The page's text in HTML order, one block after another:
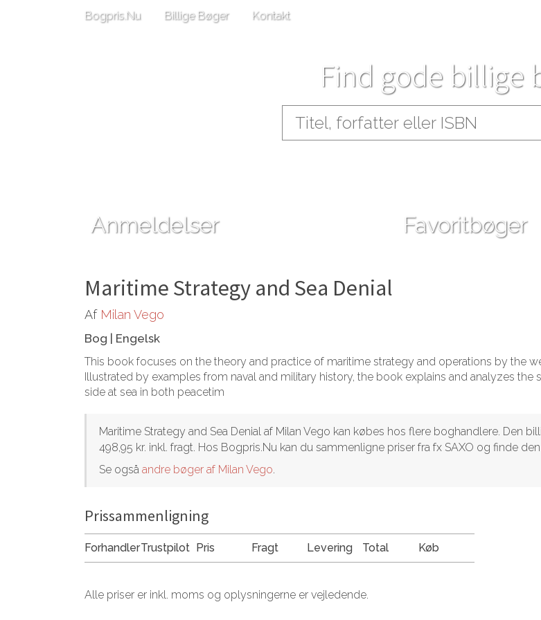
Bogpris.Nu Billige Bøger Kontakt
Find gode billige
Anmeldelser Favoritbøger
Maritime Strategy and Sea Denial
Af Milan Vego
Bog Engelsk
This book focuses on the theory and practice of maritime strategy and operations by the
Illustrated by examples from naval and military history, the book explains and analyzes the
side at sea in both peacetim
Maritime Strategy and Sea Denial af Milan Vego kan købes hos flere boghandlere. Den
498,95 kr. inkl. fragt. Hos Bogpris.Nu kan du sammenligne priser fra fx SAXO og finde
Se også andre bøger af Milan Vego.
Prissammenligning
ForhandlerTrustpilot Pris Fragt Levering Total Køb
Alle priser er inkl. moms og oplysningerne er vejledende.